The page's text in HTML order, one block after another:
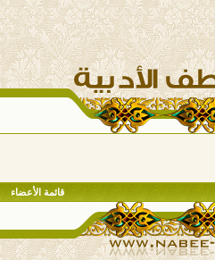
قائمة الأعضاء